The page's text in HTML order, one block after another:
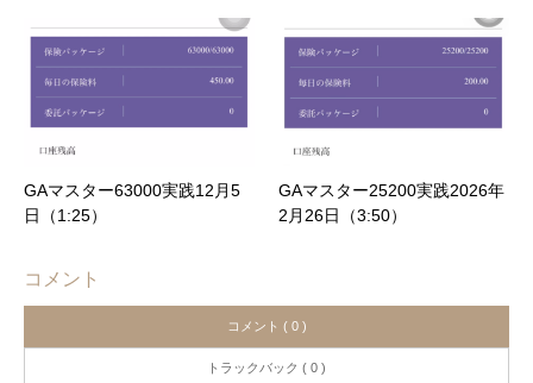
GAマスター63000実践12月5
日（1:25）
GAマスター25200実践2026年
2月26日（3:50）
コメント
コメント ( 0 )
トラックバック ( 0 )